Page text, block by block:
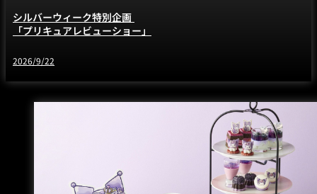
シルバーウィーク特別企画
「プリキュアレビューショー」
2026/9/22